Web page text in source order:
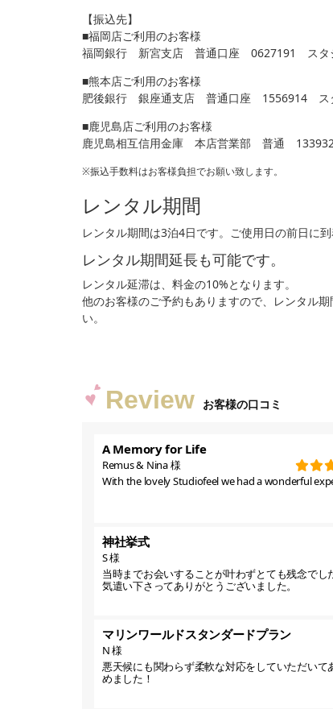
【振込先】
■福岡店ご利用のお客様
福岡銀行 新宮支店 普通口座 0627191 スタ
■熊本店ご利用のお客様
肥後銀行 銀座通支店 普通口座 1556914 ス
■鹿児島店ご利用のお客様
鹿児島相互信用金庫 本店営業部 普通
※振込手数料はお客様負担でお願い致します。
レンタル期間
レンタル期間は3泊4日です。ご使用日の前日に到
レンタル期間延長も可能です。
レンタル延滞は、料金の10%となります。
他のお客様のご予約もありますので、レンタル
い。
Review お客様の口コミ
A Memory for Life
Remus & Nina 様
With the lovely Studiofeel we had a wonderful
神社挙式
S 様
当時までお会いすることが叶わずとても残念で
気遣い下さってありがとうございました。
マリンワールドスタンダードプラン
N 様
悪天候にも関わらず柔軟な対応をしていただい
めました！